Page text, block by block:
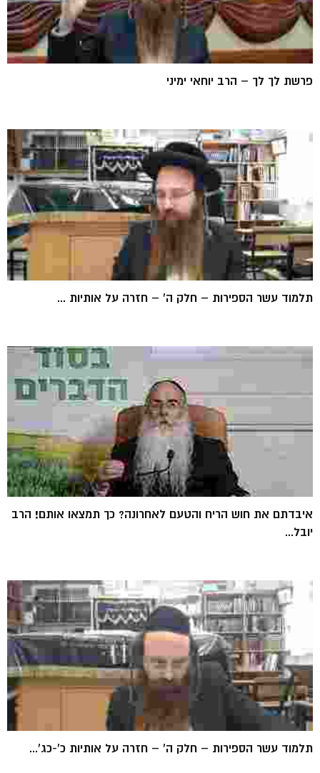
פרשת לך לך – הרב יוחאי ימיני
תלמוד עשר הספירות – חלק ה' – חזרה על אותיות ...
איבדתם את חוש הריח והטעם לאחרונה? כך תמצאו אותם! הרב
יובל...
תלמוד עשר הספירות – חלק ה' – חזרה על אותיות כ'-כג'...